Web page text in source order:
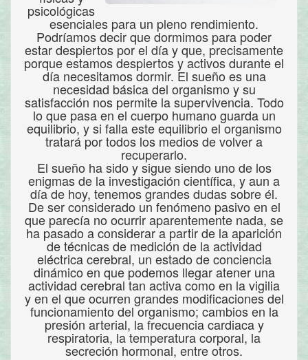
psicológicas
esenciales para un pleno rendimiento.
Podríamos decir que dormimos para poder
estar despiertos por el día y que, precisamente
porque estamos despiertos y activos durante el
día necesitamos dormir. El sueño es una
necesidad básica del organismo y su
satisfacción nos permite la supervivencia. Todo
lo que pasa en el cuerpo humano guarda un
equilibrio, y si falla este equilibrio el organismo
tratará por todos los medios de volver a
recuperarlo.
El sueño ha sido y sigue siendo uno de los
enigmas de la investigación científica, y aun a
día de hoy, tenemos grandes dudas sobre él.
De ser considerado un fenómeno pasivo en el
que parecía no ocurrir aparentemente nada, se
ha pasado a considerar a partir de la aparición
de técnicas de medición de la actividad
eléctrica cerebral, un estado de conciencia
dinámico en que podemos llegar atener una
actividad cerebral tan activa como en la vigilia
y en el que ocurren grandes modificaciones del
funcionamiento del organismo; cambios en la
presión arterial, la frecuencia cardiaca y
respiratoria, la temperatura corporal, la
secreción hormonal, entre otros.